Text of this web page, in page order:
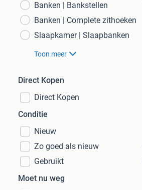
Banken | Bankstellen
Banken | Complete zithoeken
Slaapkamer | Slaapbanken
Toon meer
Direct Kopen
Direct Kopen
Conditie
Nieuw
Zo goed als nieuw
Gebruikt
Moet nu weg